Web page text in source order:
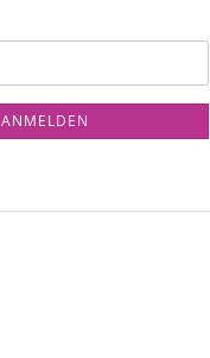
ANMELDEN